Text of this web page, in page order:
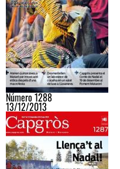
Número 1288
13/12/2013